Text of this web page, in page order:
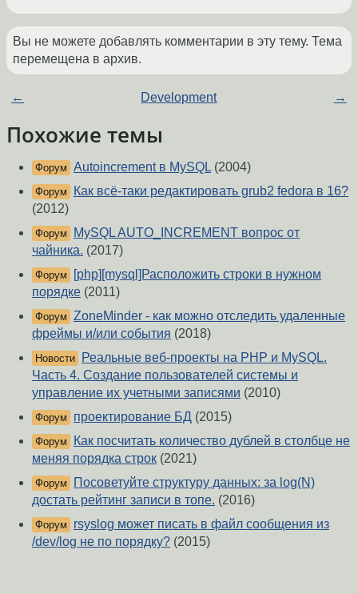
Вы не можете добавлять комментарии в эту тему. Тема
перемещена в архив.
← Development →
Похожие темы
Форум Autoincrement в MySQL (2004)
Форум
Как всё-таки редактировать grub2 fedora в 16?
(2012)
Форум
MySQL AUTO_INCREMENT вопрос от
чайника. (2017)
Форум
[php][mysql]Расположить строки в нужном
порядке (2011)
Форум ZoneMinder - как можно отследить удаленные
фреймы и/или события (2018)
Новости
Реальные веб-проекты на PHP и MySQL.
Часть 4. Создание пользователей системы и
управление их учетными записями (2010)
Форум проектирование БД (2015)
Форум
Как посчитать количество дублей в столбце не
меняя порядка строк (2021)
Форум
Посоветуйте структуру данных: за log(N)
достать рейтинг записи в топе. (2016)
Форум
rsyslog может писать в файл сообщения из
/dev/log не по порядку? (2015)